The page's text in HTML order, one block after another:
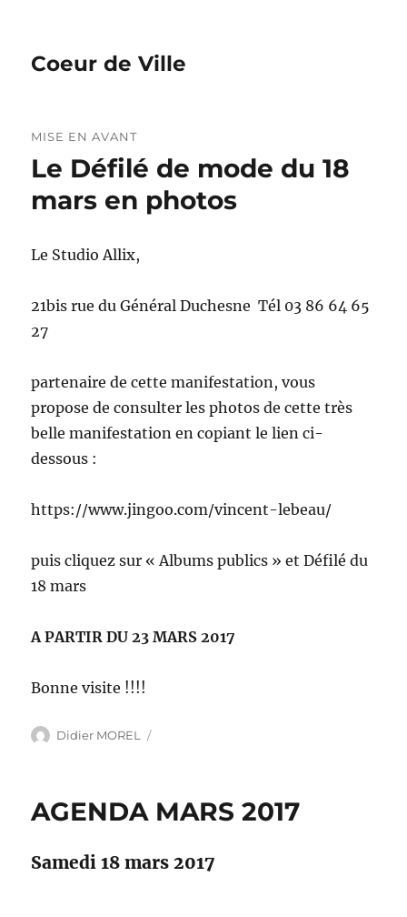
Coeur de Ville
MISE EN AVANT
Le Défilé de mode du 18
mars en photos
Le Studio Allix,
21bis rue du Général Duchesne Tél 03 86 64 65
27
partenaire de cette manifestation, vous
propose de consulter les photos de cette très
belle manifestation en copiant le lien ci-
dessous :
https://www.jingoo.com/vincent-lebeau/
puis cliquez sur « Albums publics » et Défilé du
18 mars
A PARTIR DU 23 MARS 2017
Bonne visite !!!!
Auteur
Didier MOREL
AGENDA MARS 2017
Samedi 18 mars 2017